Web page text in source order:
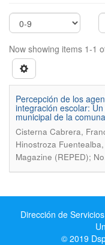
Now showing items 1-1
Percepción de los
integración escolar:
municipal de la
Cisterna Cabrera,
Hinostroza
Magazine (REPED);
Dirección de
© 2019